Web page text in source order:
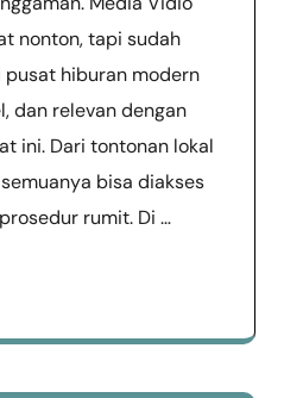
nonton, tapi sudah
hiburan modern
dan relevan dengan
ini. Dari tontonan lokal
bisa diakses
rumit. Di …